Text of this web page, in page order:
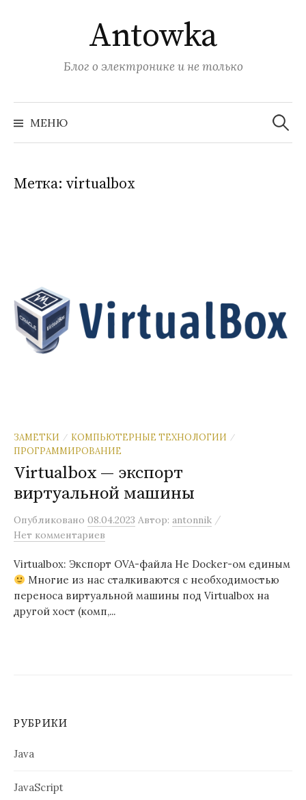
содержимомуAntowka
Блог о электронике и не только
МЕНЮ
Найти:
Метка: virtualbox
ЗАМЕТКИ / КОМПЬЮТЕРНЫЕ ТЕХНОЛОГИИ /
ПРОГРАММИРОВАНИЕ
Virtualbox — экспорт
виртуальной машины
Опубликовано 08.04.2023 Автор: antonnik /
Нет комментариев
Virtualbox: Экспорт OVA-файла Не Docker-ом единым
Многие из нас сталкиваются с необходимостью
переноса виртуальной машины под Virtualbox на
другой хост (комп,...
РУБРИКИ
Java
JavaScript